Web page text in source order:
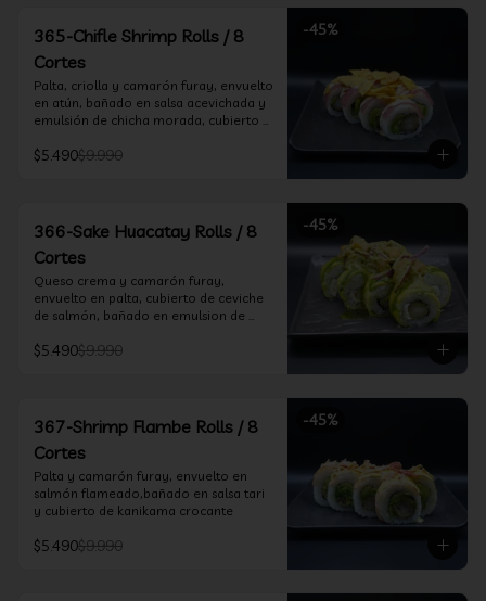
-45%
365-Chifle Shrimp Rolls / 8
Cortes
Palta, criolla y camarón furay, envuelto
en atún, bañado en salsa acevichada y
emulsión de chicha morada, cubierto
$5.490$9.990
-45%
366-Sake Huacatay Rolls / 8
Cortes
Queso crema y camarón furay,
envuelto en palta, cubierto de ceviche
de salmón, bañado en emulsion de
$5.490$9.990
-45%
367-Shrimp Flambe Rolls / 8
Cortes
Palta y camarón furay, envuelto en
salmón flameado,bañado en salsa tari
y cubierto de kanikama crocante
$5.490$9.990